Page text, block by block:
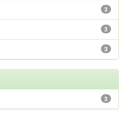
3
3
3
3